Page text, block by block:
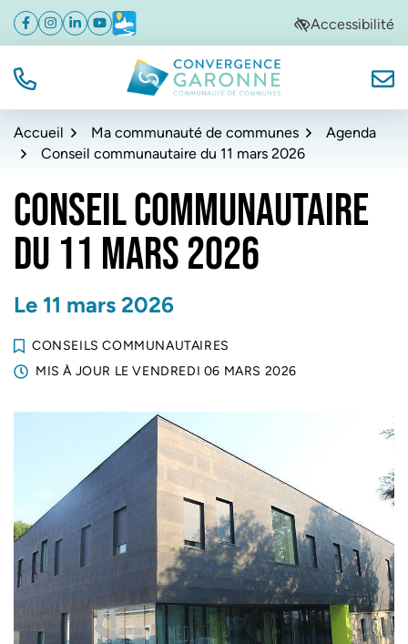
Aller
navigation
Aller
au
Aller
au
de
Facebook
(ouverture dans un nouvel onglet)
Instagram
(ouverture dans un nouvel onglet)
Linkedin
(ouverture dans un nouvel onglet)
YouTube
(ouverture dans un nouvel onglet)
Météo
(ouverture dans un nouvel onglet)Accessibilité
TÉL. Convergence Garonne
Accueil Ma communauté de communes
Agenda
Conseil communautaire du 11 mars 2026
CONSEIL COMMUNAUTAIRE
DU 11 MARS 2026
Le 11 mars 2026
CONSEILS COMMUNAUTAIRES
MIS À JOUR LEVENDREDI 06 MARS 2026